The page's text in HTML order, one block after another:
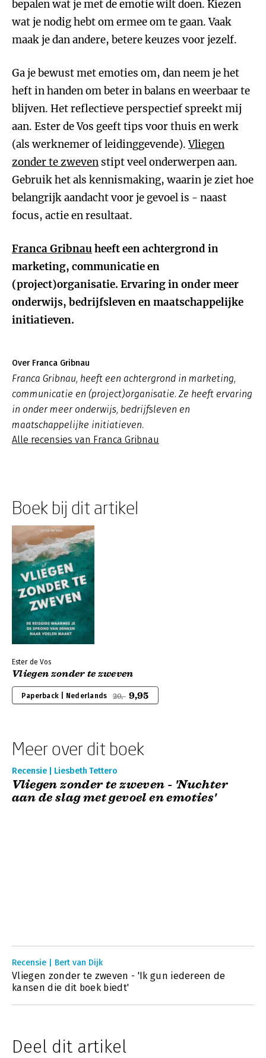
bepalen wat je met de emotie wilt doen. Kiezen
wat je nodig hebt om ermee om te gaan. Vaak
maak je dan andere, betere keuzes voor jezelf.
Ga je bewust met emoties om, dan neem je het
heft in handen om beter in balans en weerbaar te
blijven. Het reflectieve perspectief spreekt mij
aan. Ester de Vos geeft tips voor thuis en werk
(als werknemer of leidinggevende).Vliegen
zonder te zweven stipt veel onderwerpen aan.
Gebruik het als kennismaking, waarin je ziet hoe
belangrijk aandacht voor je gevoel is - naast
focus, actie en resultaat.
Franca Gribnauheeft een achtergrond in
marketing, communicatie en
(project)organisatie. Ervaring in onder meer
onderwijs, bedrijfsleven en maatschappelijke
initiatieven.
Over Franca Gribnau
Franca Gribnau, heeft een achtergrond in marketing,
communicatie en (project)organisatie. Ze heeft ervaring
in onder meer onderwijs, bedrijfsleven en
maatschappelijke initiatieven.
Alle recensies van Franca Gribnau
Boek bij dit artikel
Ester de Vos
Vliegen zonder te zweven
Paperback | Nederlands 20,- 9,95
Meer over dit boek
Recensie | Liesbeth Tettero
Vliegen zonder te zweven - 'Nuchter
aan de slag met gevoel en emoties'
Recensie | Bert van Dijk
Vliegen zonder te zweven - 'Ik gun iedereen de
kansen die dit boek biedt'
Deel dit artikel